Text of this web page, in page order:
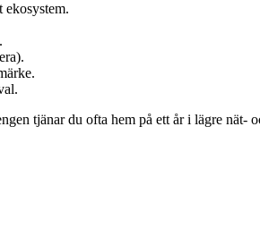
ekosystem.
tjänar du ofta hem på ett år i lägre nät-